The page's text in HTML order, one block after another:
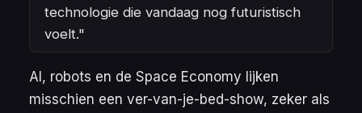
technologie die vandaag nog futuristisch
voelt."
AI, robots en de Space Economy lijken
misschien een ver-van-je-bed-show, zeker als